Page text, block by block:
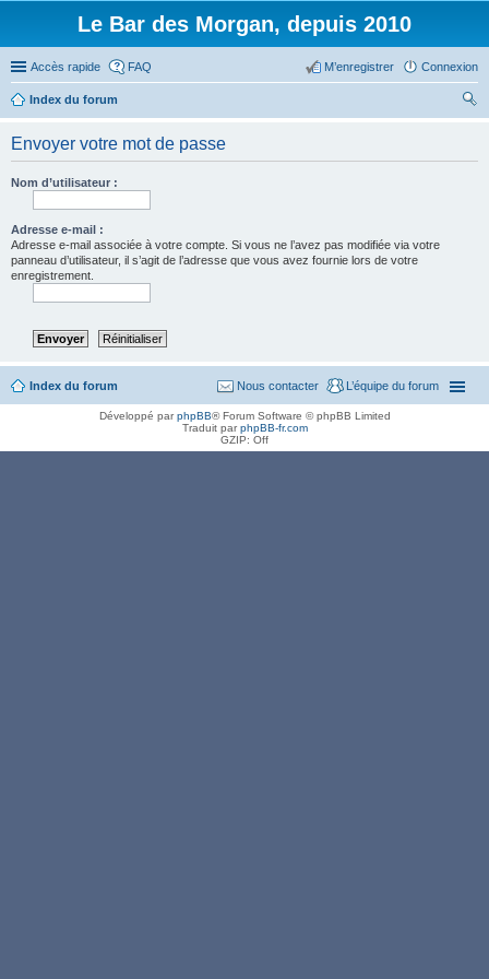
Le Bar des Morgan, depuis 2010
Accès rapide FAQ Connexion
M’enregistrer
Index du forum
Envoyer votre mot de passe
Nom d’utilisateur :
Adresse e-mail :
Adresse e-mail associée à votre compte. Si vous ne l’avez pas modifiée via votre
panneau d’utilisateur, il s’agit de l’adresse que vous avez fournie lors de votre
enregistrement.
Index du forum L’équipe du forum
Nous contacter
Développé parphpBB® Forum Software © phpBB Limited
Traduit parphpBB-fr.com
GZIP: Off